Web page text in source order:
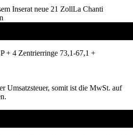
Inserat neue 21 ZollLa Chanti
+ 4 Zentrierringe 73,1-67,1 +
Umsatzsteuer, somit ist die MwSt. auf